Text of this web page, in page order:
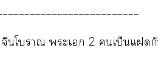
จีนโา ะเ 2 เป็นแ